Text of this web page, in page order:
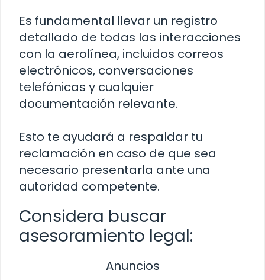
Es fundamental llevar un registro
detallado de todas las interacciones
con la aerolínea, incluidos correos
electrónicos, conversaciones
telefónicas y cualquier
documentación relevante.
Esto te ayudará a respaldar tu
reclamación en caso de que sea
necesario presentarla ante una
autoridad competente.
Considera buscar
asesoramiento legal:
Anuncios